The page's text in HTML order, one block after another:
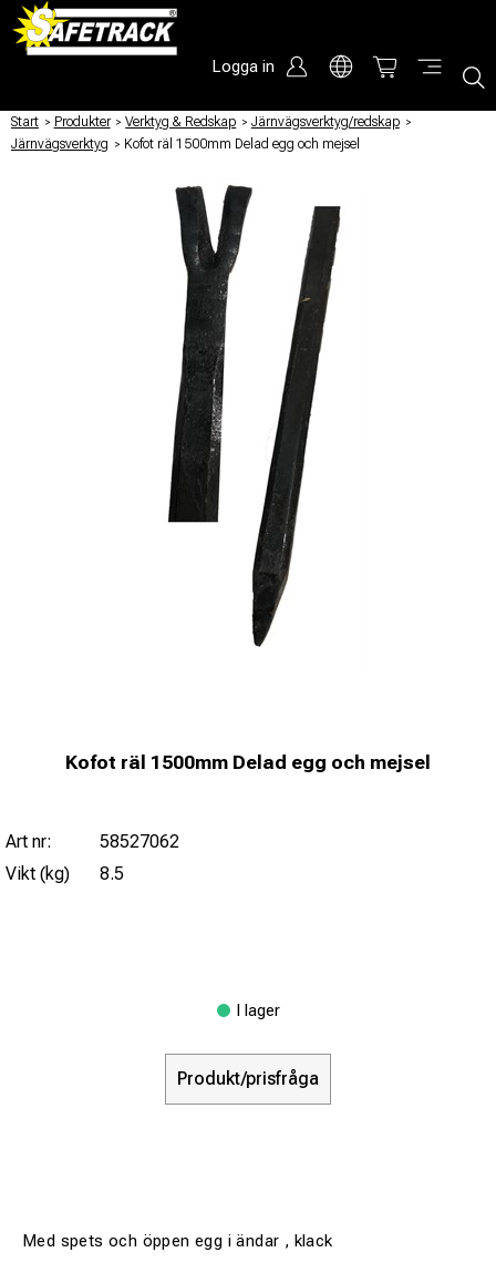
Logga in
Start / Produkter / Verktyg & Redskap / Järnvägsverktyg/redskap /
Järnvägsverktyg / Kofot räl 1500mm Delad egg och mejsel
Kofot räl 1500mm Delad egg och mejsel
Art nr:
58527062
Vikt (kg)
8.5
I lager
Produkt/prisfråga
Med spets och öppen egg i ändar , klack